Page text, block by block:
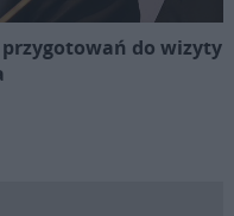
przygotowań do wizyty